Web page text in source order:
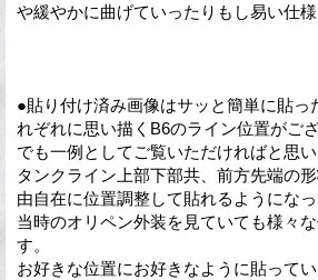
や緩やかに曲げていったりもし易い仕様
●貼り付け済み画像はサッと簡単に貼っ
れぞれに思い描くB6のライン位置がご
でも一例としてご覧いただければと思い
タンクライン上部下部共、前方先端の
由自在に位置調整して貼れるようになっ
当時のオリペン外装を見ていても様々
す。
お好きな位置にお好きなように貼ってい